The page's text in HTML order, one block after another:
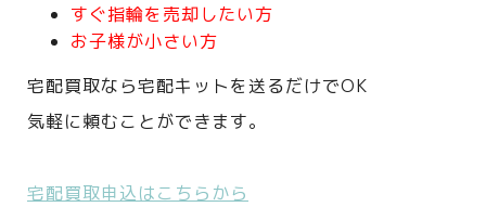
すぐ指輪を売却したい方
お子様が小さい方
宅配買取なら宅配キットを送るだけでOK
気軽に頼むことができます。
宅配買取申込はこちらから